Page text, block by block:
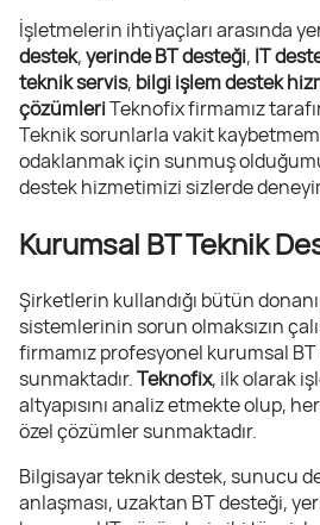
İşletmelerin ihtiyaçları arasında
destek,yerinde BT desteği, IT
teknik servis, bilgi işlem destek
çözümleriTeknofix firmamız
Teknik sorunlarla vakit
odaklanmak için sunmuş
destek hizmetimizi sizlerde
Kurumsal BT Teknik
Şirketlerin kullandığı bütün
sistemlerinin sorun olmaksızın
firmamız profesyonel kurumsal
sunmaktadır.Teknofix, ilk olarak
altyapısını analiz etmekte olup,
özel çözümler sunmaktadır.
Bilgisayar teknik destek, sunucu
anlaşması, uzaktan BT desteği,